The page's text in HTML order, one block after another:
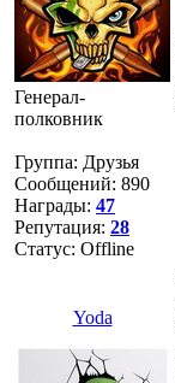
Генерал-
полковник
Группа: Друзья
Сообщений: 890
Награды: 47
Репутация: 28
Статус: Offline
Yoda